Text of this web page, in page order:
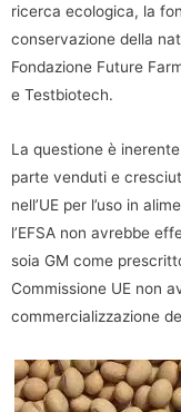
ricerca ecologica, la
conservazione della
Fondazione Future
e Testbiotech.
La questione è
parte venduti e
nell’UE per l’uso in
l’EFSA non avrebbe
soia GM come
Commissione UE non
commercializzazione